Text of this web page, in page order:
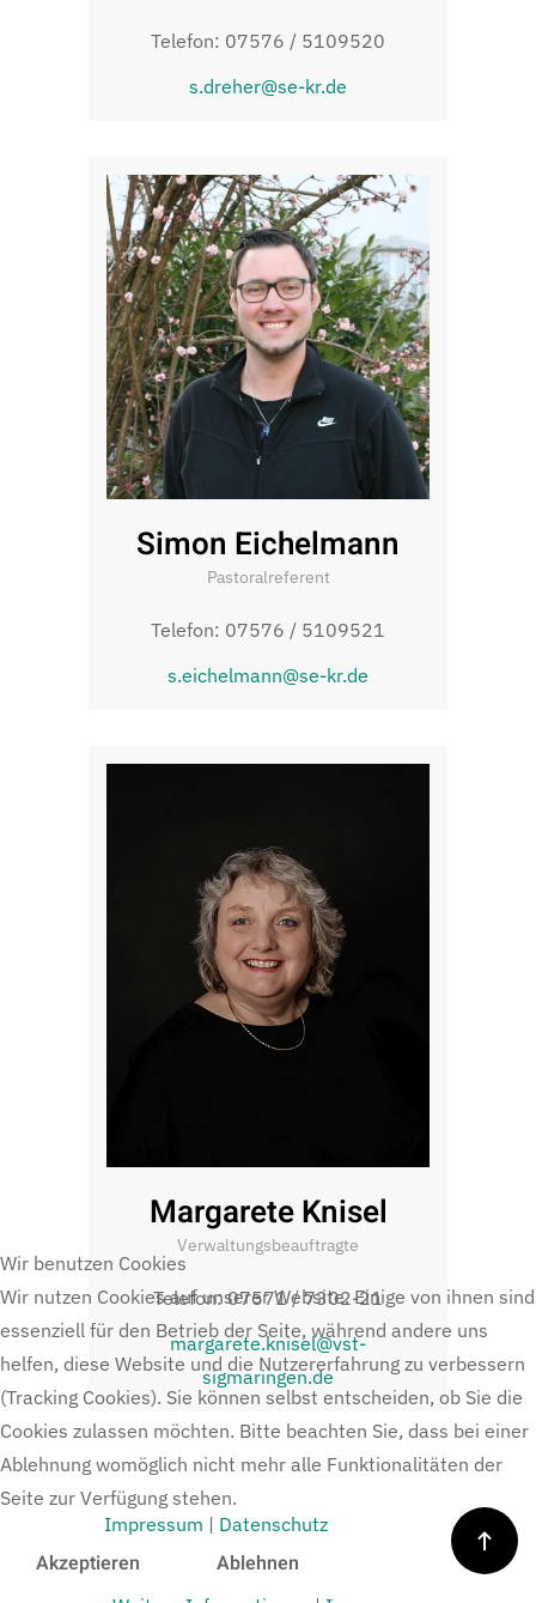
Telefon: 07576 / 5109520
s.dreher@se-kr.de
Simon Eichelmann
Pastoralreferent
Telefon: 07576 / 5109521
s.eichelmann@se-kr.de
Margarete Knisel
Verwaltungsbeauftragte
Telefon: 07571 / 7302-21
margarete.knisel@vst-
sigmaringen.de
Impressum | Datenschutz
Wir benutzen Cookies
Wir nutzen Cookies auf unserer Website. Einige von ihnen sind
essenziell für den Betrieb der Seite, während andere uns
helfen, diese Website und die Nutzererfahrung zu verbessern
(Tracking Cookies). Sie können selbst entscheiden, ob Sie die
Cookies zulassen möchten. Bitte beachten Sie, dass bei einer
Ablehnung womöglich nicht mehr alle Funktionalitäten der
Seite zur Verfügung stehen.
Akzeptieren Ablehnen